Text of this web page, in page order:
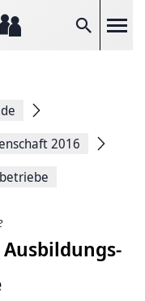
Suche
2016
Aus­bildungs­